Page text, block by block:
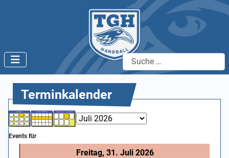
Suchen
Terminkalender
Events für
Freitag, 31. Juli 2026